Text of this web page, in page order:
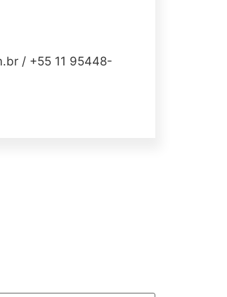
/ +55 11 95448-